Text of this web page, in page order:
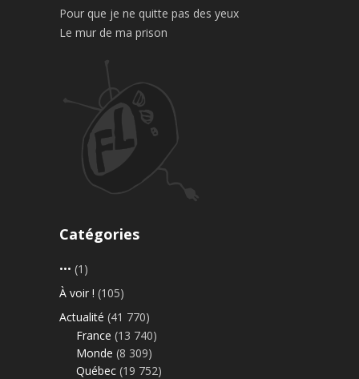
Pour que je ne quitte pas des yeux
Le mur de ma prison
Catégories
••• (1)
À voir ! (105)
Actualité (41 770)
France (13 740)
Monde (8 309)
Québec (19 752)